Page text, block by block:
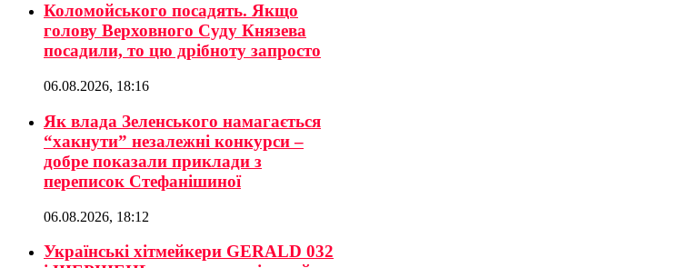
Коломойського посадять. Якщо
голову Верховного Суду Князева
посадили, то цю дрібноту запросто
06.08.2026, 18:16
Як влада Зеленського намагається
“хакнути” незалежні конкурси –
добре показали приклади з
переписок Стефанішиної
06.08.2026, 18:12
Українські хітмейкери GERALD 032